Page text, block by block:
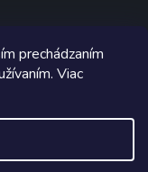
prechádzaním
Viac
práva vyhradené.